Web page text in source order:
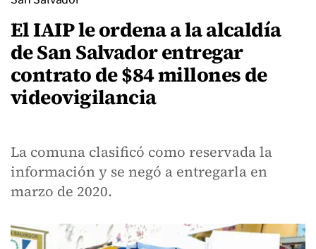
El IAIP le ordena a la alcaldía
de San Salvador entregar
contrato de $84 millones de
videovigilancia
La comuna clasificó como reservada la
información y se negó a entregarla en
marzo de 2020.